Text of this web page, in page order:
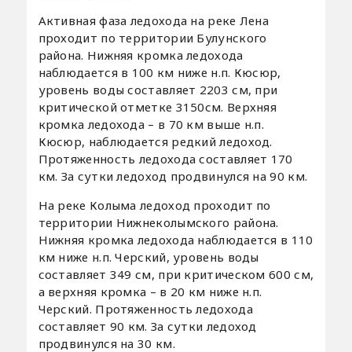
Активная фаза ледохода на реке Лена
проходит по территории Булунского
района. Нижняя кромка ледохода
наблюдается в 100 км ниже н.п. Кюсюр,
уровень воды составляет 2203 см, при
критической отметке 3150см. Верхняя
кромка ледохода – в 70 км выше н.п.
Кюсюр, наблюдается редкий ледоход.
Протяженность ледохода составляет 170
км. За сутки ледоход продвинулся на 90 км.
На реке Колыма ледоход проходит по
территории Нижнеколымского района.
Нижняя кромка ледохода наблюдается в 110
км ниже н.п. Черский, уровень воды
составляет 349 см, при критическом 600 см,
а верхняя кромка – в 20 км ниже н.п.
Черский. Протяженность ледохода
составляет 90 км. За сутки ледоход
продвинулся на 30 км.